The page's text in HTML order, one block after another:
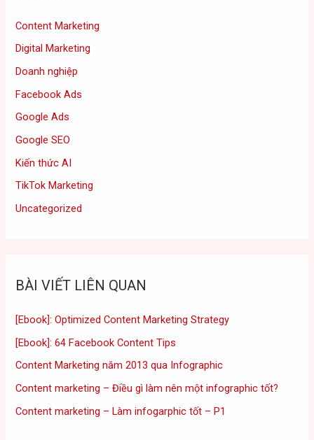
Content Marketing
Digital Marketing
Doanh nghiệp
Facebook Ads
Google Ads
Google SEO
Kiến thức AI
TikTok Marketing
Uncategorized
BÀI VIẾT LIÊN QUAN
[Ebook]: Optimized Content Marketing Strategy
[Ebook]: 64 Facebook Content Tips
Content Marketing năm 2013 qua Infographic
Content marketing – Điều gì làm nên một infographic tốt?
Content marketing – Làm infogarphic tốt – P1